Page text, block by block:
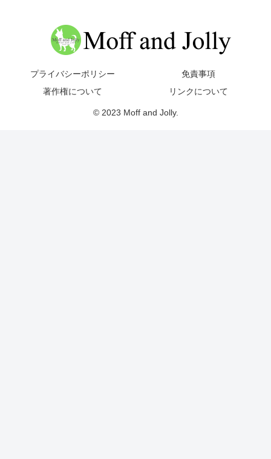
プライバシーポリシー
免責事項
著作権について
リンクについて
© 2023 Moff and Jolly.